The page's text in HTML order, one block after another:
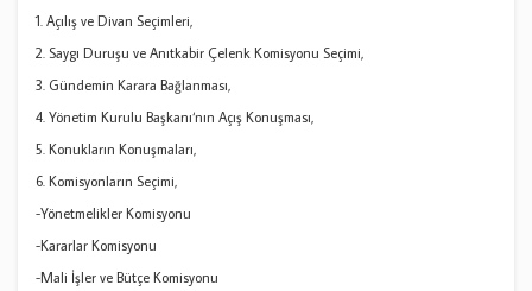
1. Açılış ve Divan Seçimleri,
2. Saygı Duruşu ve Anıtkabir Çelenk Komisyonu Seçimi,
3. Gündemin Karara Bağlanması,
4. Yönetim Kurulu Başkanı‘nın Açış Konuşması,
5. Konukların Konuşmaları,
6. Komisyonların Seçimi,
-Yönetmelikler Komisyonu
-Kararlar Komisyonu
-Mali İşler ve Bütçe Komisyonu